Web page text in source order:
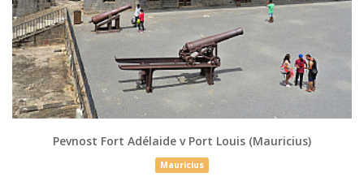
Pevnost Fort Adélaide v Port Louis (Mauricius)
Mauricius